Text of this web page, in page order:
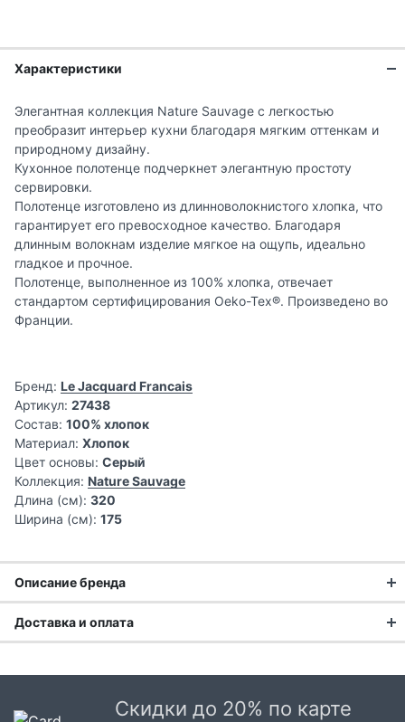
Характеристики
Элегантная коллекция Nature Sauvage с легкостью
преобразит интерьер кухни благодаря мягким оттенкам и
природному дизайну.
Кухонное полотенце подчеркнет элегантную простоту
сервировки.
Полотенце изготовлено из длинноволокнистого хлопка, что
гарантирует его превосходное качество. Благодаря
длинным волокнам изделие мягкое на ощупь, идеально
гладкое и прочное.
Полотенце, выполненное из 100% хлопка, отвечает
стандартом сертифицирования Oeko-Tex®. Произведено во
Франции.
Бренд: Le Jacquard Francais
Артикул: 27438
Состав: 100% хлопок
Материал: Хлопок
Цвет основы: Серый
Коллекция: Nature Sauvage
Длина (см): 320
Ширина (см): 175
Описание бренда
Доставка и оплата
Доставка в Москве и области
Скидки до 20% по карте